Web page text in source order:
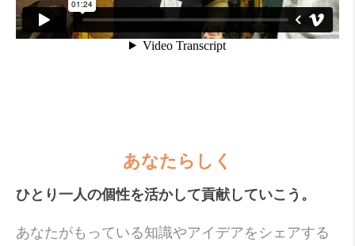
あなたらしく
ひとり一人の個性を活かして貢献していこう。
あなたがもっている知識やアイデアをシェアする